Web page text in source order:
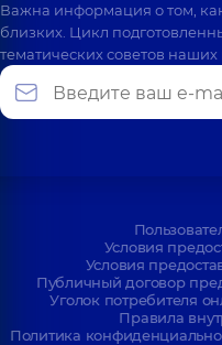
Важна информация о том,
близких. Цикл
тематических советов
Условия
Условия
Публичный договор
Уголок потребителя
Правила
Политика